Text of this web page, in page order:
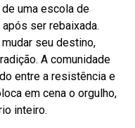
uma escola de
ser rebaixada.
seu destino,
A comunidade
entre a resistência e
em cena o orgulho,
inteiro.